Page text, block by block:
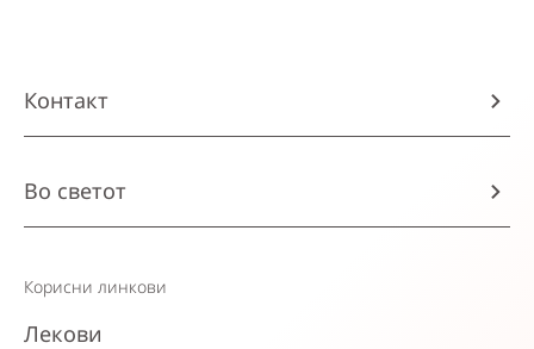
Контакт
Во светот
Корисни линкови
Лекови